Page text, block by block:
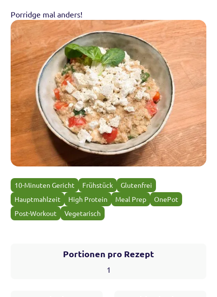
Porridge mal anders!
10-Minuten Gericht Frühstück
Glutenfrei
Hauptmahlzeit
High Protein Meal Prep
OnePot
Post-Workout
Vegetarisch
Portionen pro Rezept
1